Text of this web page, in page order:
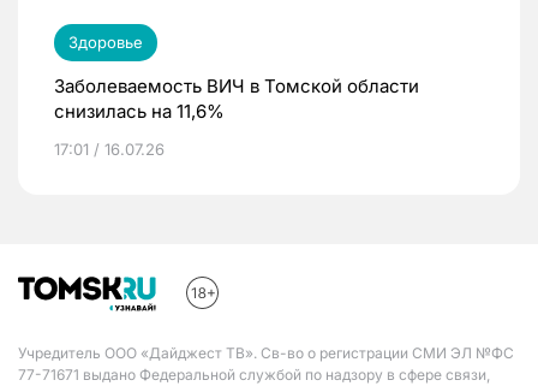
Здоровье
Заболеваемость ВИЧ в Томской области
снизилась на 11,6%
17:01 / 16.07.26
Учредитель ООО «Дайджест ТВ». Св-во о регистрации СМИ ЭЛ №ФС
77-71671 выдано Федеральной службой по надзору в сфере связи,